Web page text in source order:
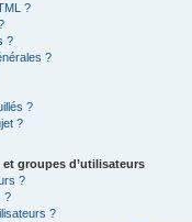
?
?
?
?
?
groupes d’utilisateurs
?
?
?